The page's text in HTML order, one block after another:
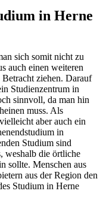
in Herne
sich somit nicht zu
auch einen weiteren
ziehen. Darauf
Studienzentrum in
sinnvoll, da man hin
muss. Als
aber auch ein
in
Studium sind
weshalb die örtliche
sollte. Menschen aus
aus der Region den
Studium in Herne